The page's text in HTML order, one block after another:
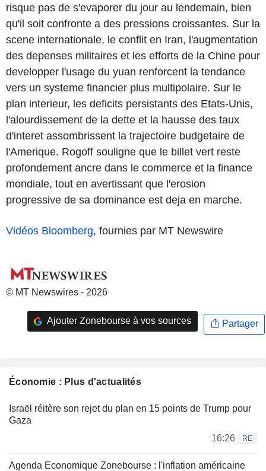
risque pas de s'evaporer du jour au lendemain, bien
qu'il soit confronte a des pressions croissantes. Sur la
scene internationale, le conflit en Iran, l'augmentation
des depenses militaires et les efforts de la Chine pour
developper l'usage du yuan renforcent la tendance
vers un systeme financier plus multipolaire. Sur le
plan interieur, les deficits persistants des Etats-Unis,
l'alourdissement de la dette et la hausse des taux
d'interet assombrissent la trajectoire budgetaire de
l'Amerique. Rogoff souligne que le billet vert reste
profondement ancre dans le commerce et la finance
mondiale, tout en avertissant que l'erosion
progressive de sa dominance est deja en marche.
Vidéos Bloomberg, fournies par MT Newswire
© MT Newswires - 2026
Ajouter Zonebourse à vos sources Partager
Économie : Plus d'actualités
Israël réitère son rejet du plan en 15 points de Trump pour
Gaza
16:26
RE
Agenda Economique Zonebourse : l'inflation américaine